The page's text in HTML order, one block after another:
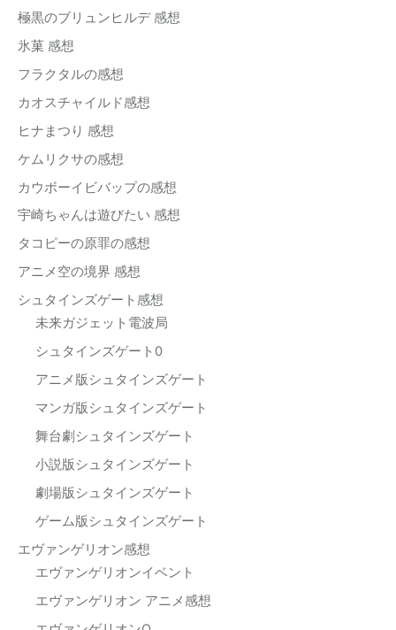
極黒のブリュンヒルデ 感想
氷菓 感想
フラクタルの感想
カオスチャイルド感想
ヒナまつり 感想
ケムリクサの感想
カウボーイビバップの感想
宇崎ちゃんは遊びたい 感想
タコピーの原罪の感想
アニメ空の境界 感想
シュタインズゲート感想
未来ガジェット電波局
シュタインズゲート0
アニメ版シュタインズゲート
マンガ版シュタインズゲート
舞台劇シュタインズゲート
小説版シュタインズゲート
劇場版シュタインズゲート
ゲーム版シュタインズゲート
エヴァンゲリオン感想
エヴァンゲリオンイベント
エヴァンゲリオン アニメ感想